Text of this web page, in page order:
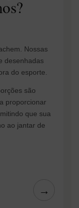
Nossas
desenhadas
do esporte.
são
proporcionar
que sua
ao jantar de
→